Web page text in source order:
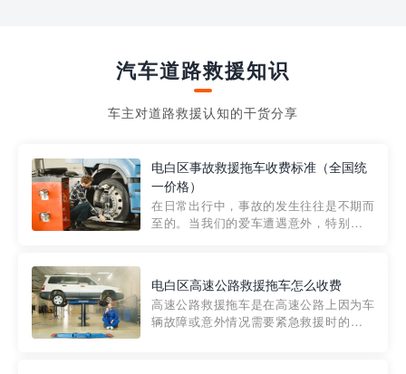
汽车道路救援知识
车主对道路救援认知的干货分享
电白区事故救援拖车收费标准（全国统
一价格）
在日常出行中，事故的发生往往是不期而
至的。当我们的爱车遭遇意外，特别是在
细解析一下市区事故救援拖车的收费标
准，以及在选用拖车服务时应注...
电白区高速公路救援拖车怎么收费
高速公路救援拖车是在高速公路上因为车
辆故障或意外情况需要紧急救援时的必备